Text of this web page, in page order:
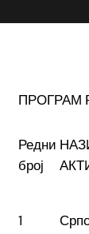
ПРОГРАМ
Редни
број
1